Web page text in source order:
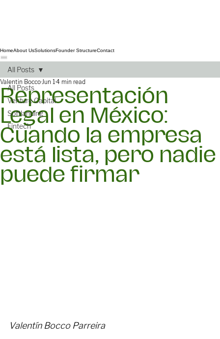
All Posts
Venture Capital
Softlanding
Fintech
All Posts
Representación
Legal en México:
Cuando la empresa
está lista, pero nadie
Valentin Bocco Jun 1